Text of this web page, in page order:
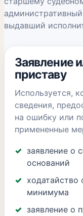
выдавший
Заявление
приставу
Используется,
сведения,
на ошибку или
примененные
заявление о
оснований
ходатайство
минимума
заявление о